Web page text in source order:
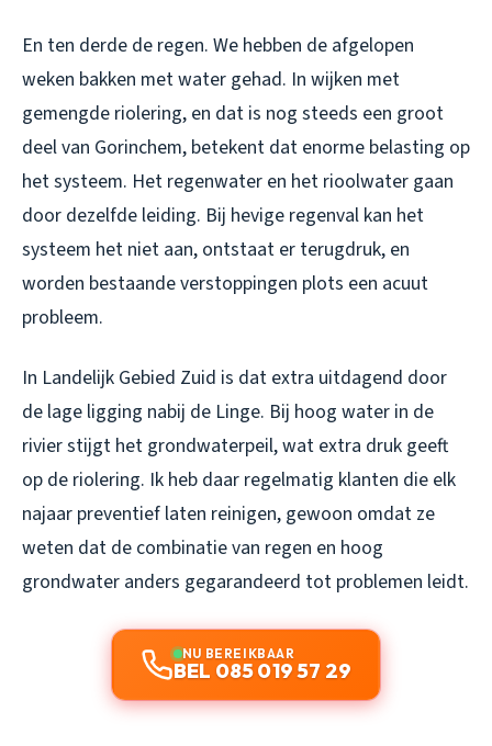
En ten derde de regen. We hebben de afgelopen
weken bakken met water gehad. In wijken met
gemengde riolering, en dat is nog steeds een groot
deel van Gorinchem, betekent dat enorme belasting op
het systeem. Het regenwater en het rioolwater gaan
door dezelfde leiding. Bij hevige regenval kan het
systeem het niet aan, ontstaat er terugdruk, en
worden bestaande verstoppingen plots een acuut
probleem.
In Landelijk Gebied Zuid is dat extra uitdagend door
de lage ligging nabij de Linge. Bij hoog water in de
rivier stijgt het grondwaterpeil, wat extra druk geeft
op de riolering. Ik heb daar regelmatig klanten die elk
najaar preventief laten reinigen, gewoon omdat ze
weten dat de combinatie van regen en hoog
grondwater anders gegarandeerd tot problemen leidt.
NU BEREIKBAAR
BEL 085 019 57 29